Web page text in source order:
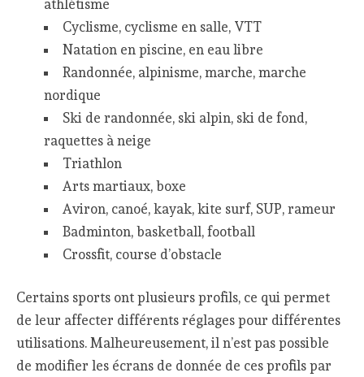
athlétisme
Cyclisme, cyclisme en salle, VTT
Natation en piscine, en eau libre
Randonnée, alpinisme, marche, marche
nordique
Ski de randonnée, ski alpin, ski de fond,
raquettes à neige
Triathlon
Arts martiaux, boxe
Aviron, canoé, kayak, kite surf, SUP, rameur
Badminton, basketball, football
Crossfit, course d’obstacle
Certains sports ont plusieurs profils, ce qui permet
de leur affecter différents réglages pour différentes
utilisations. Malheureusement, il n’est pas possible
de modifier les écrans de donnée de ces profils par